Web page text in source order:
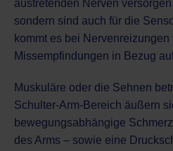
austretenden Nerven
sondern sind auch für die
kommt es bei
Missempfindungen in Bezug
Muskuläre oder die Sehnen
Schulter-Arm-Bereich äußern
bewegungsabhängige
des Arms – sowie eine